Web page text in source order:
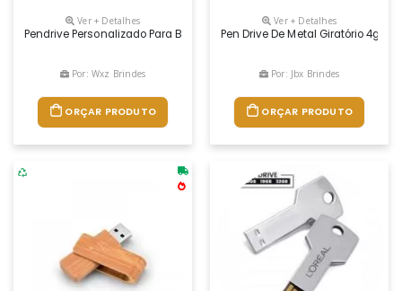
Ver + Detalhes
Pendrive Personalizado Para Brindes Corporativos E Promocionais.
Por: Wxz Brindes
ORÇAR PRODUTO
Ver + Detalhes
Pen Drive De Metal Giratório 4gb/
Por: Jbx Brindes
ORÇAR PRODUTO